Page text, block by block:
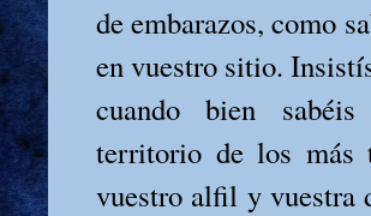
de embarazos, como
en vuestro sitio.
cuando bien
territorio de los más
vuestro alfil y vuestra